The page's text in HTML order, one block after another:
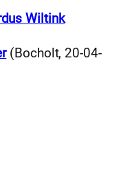
Wiltink
(Bocholt, 20-04-